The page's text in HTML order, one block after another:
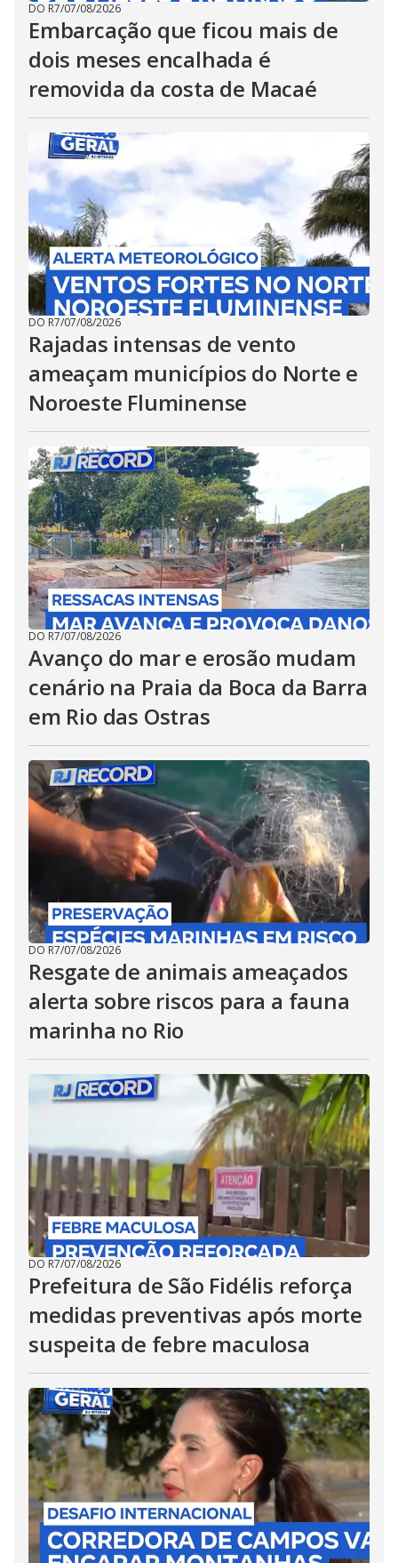
DO R7/07/08/2026
Embarcação que ficou mais de
dois meses encalhada é
removida da costa de Macaé
DO R7/07/08/2026
Rajadas intensas de vento
ameaçam municípios do Norte e
Noroeste Fluminense
DO R7/07/08/2026
Avanço do mar e erosão mudam
cenário na Praia da Boca da Barra
em Rio das Ostras
DO R7/07/08/2026
Resgate de animais ameaçados
alerta sobre riscos para a fauna
marinha no Rio
DO R7/07/08/2026
Prefeitura de São Fidélis reforça
medidas preventivas após morte
suspeita de febre maculosa